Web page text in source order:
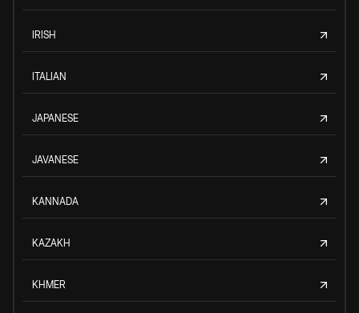
IRISH
ITALIAN
JAPANESE
JAVANESE
KANNADA
KAZAKH
KHMER